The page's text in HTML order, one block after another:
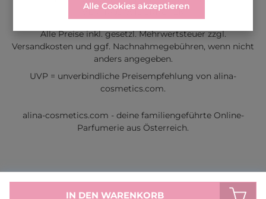
IN DEN WARENKORB
VERTRAG WIDERRUFEN
Alle Preise inkl. gesetzl. Mehrwertsteuer zzgl.
Versandkosten und ggf. Nachnahmegebühren, wenn nicht
anders angegeben.
UVP = unverbindliche Preisempfehlung von alina-
cosmetics.com.
alina-cosmetics.com - deine familiengeführte Online-
Parfumerie aus Österreich.
Alle Cookies akzeptieren